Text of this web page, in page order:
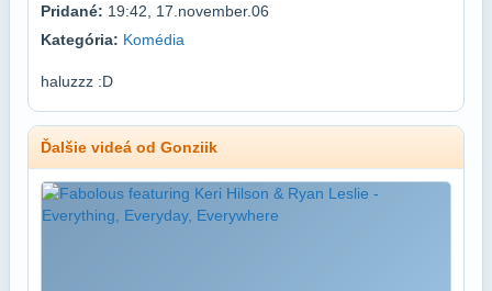
Pridané: 19:42, 17.november.06
Kategória: Komédia
haluzzz :D
Ďalšie videá od Gonziik